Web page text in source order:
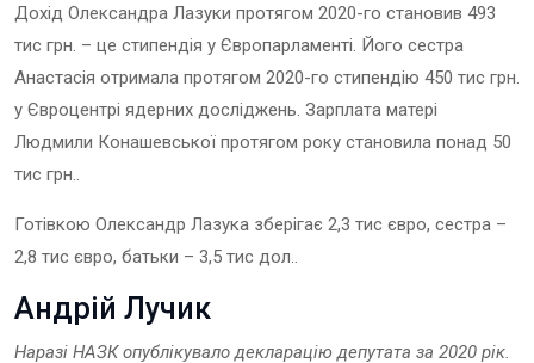
Дохід Олександра Лазуки протягом 2020-го становив 493
тис грн. – це стипендія у Європарламенті. Його сестра
Анастасія отримала протягом 2020-го стипендію 450 тис грн.
у Євроцентрі ядерних досліджень. Зарплата матері
Людмили Конашевської протягом року становила понад 50
тис грн..
Готівкою Олександр Лазука зберігає 2,3 тис євро, сестра –
2,8 тис євро, батьки – 3,5 тис дол..
Андрій Лучик
Наразі НАЗК опублікувало декларацію депутата за 2020 рік.